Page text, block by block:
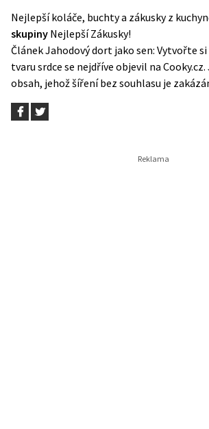
Nejlepší koláče, buchty a zákusky z
skupiny Nejlepší Zákusky!
ČlánekJahodový dort jako sen: Vytvořte
tvaru srdce se nejdříve objevil na Cooky.cz.
obsah, jehož šíření bez souhlasu je